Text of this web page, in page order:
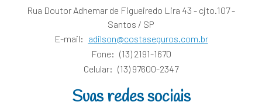
Rua Doutor Adhemar de Figueiredo Lira 43 - cjto.107 -
Santos / SP
E-mail: adilson@costaseguros.com.br
Fone: (13) 2191-1670
Celular: (13) 97600-2347
Suas redes sociais